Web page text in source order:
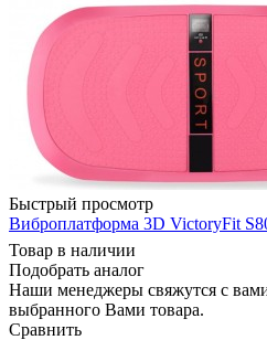
Быстрый просмотр
Виброплатформа 3D VictoryFit
Товар в наличии
Подобрать аналог
Наши менеджеры свяжутся с
выбранного Вами товара.
Сравнить